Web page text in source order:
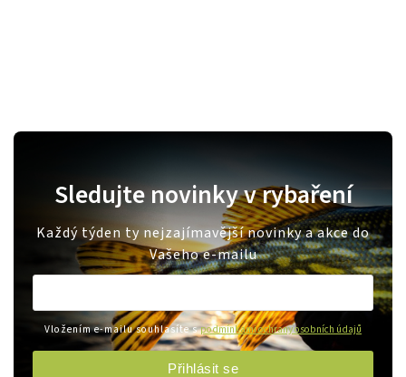
Sledujte novinky v rybaření
Každý týden ty nejzajímavější novinky a akce do
Vašeho e-mailu
Vložením e-mailu souhlasíte spodmínkami ochrany osobních údajů
Přihlásit se